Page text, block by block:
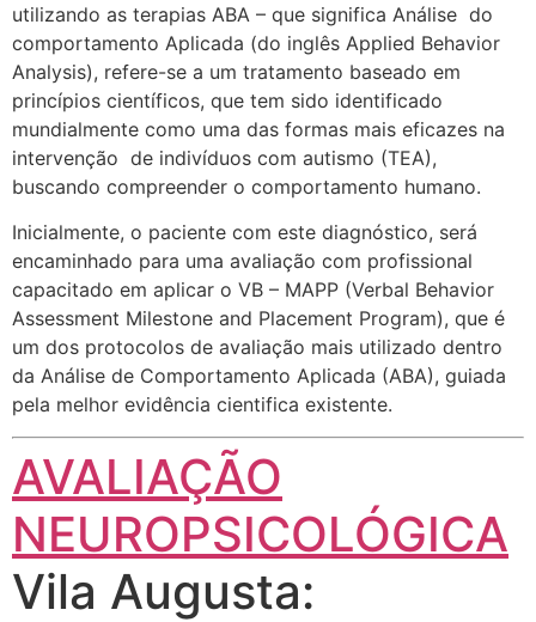
utilizando as terapias ABA – que significa Análise do
comportamento Aplicada (do inglês Applied Behavior
Analysis), refere-se a um tratamento baseado em
princípios científicos, que tem sido identificado
mundialmente como uma das formas mais eficazes na
intervenção de indivíduos com autismo (TEA),
buscando compreender o comportamento humano.
Inicialmente, o paciente com este diagnóstico, será
encaminhado para uma avaliação com profissional
capacitado em aplicar o VB – MAPP (Verbal Behavior
Assessment Milestone and Placement Program), que é
um dos protocolos de avaliação mais utilizado dentro
da Análise de Comportamento Aplicada (ABA), guiada
pela melhor evidência cientifica existente.
AVALIAÇÃO
NEUROPSICOLÓGICA
Vila Augusta: